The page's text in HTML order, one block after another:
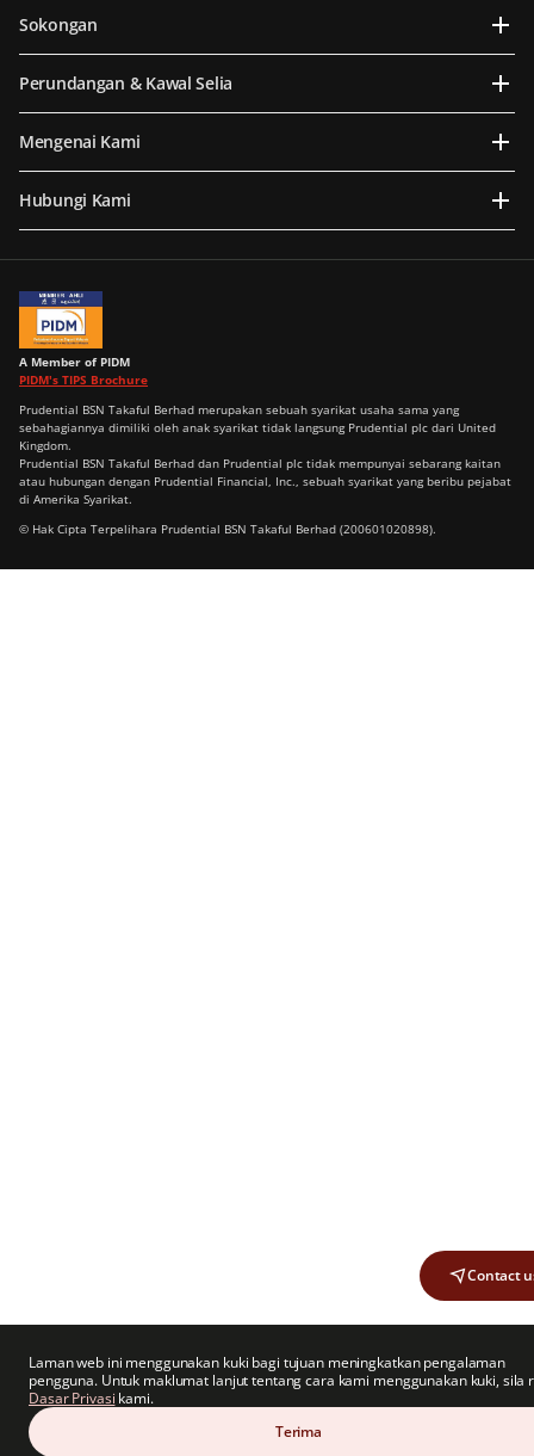
Laman web ini menggunakan kuki bagi tujuan meningkatkan pengalaman
pengguna. Untuk maklumat lanjut tentang cara kami menggunakan kuki, sila
Dasar Privasi kami.
Terima
Contact
Sokongan
Perundangan & Kawal Selia
Mengenai Kami
Hubungi Kami
A Member of PIDM
PIDM's TIPS Brochure
Prudential BSN Takaful Berhad merupakan sebuah syarikat usaha sama yang
sebahagiannya dimiliki oleh anak syarikat tidak langsung Prudential plc dari United
Kingdom.
Prudential BSN Takaful Berhad dan Prudential plc tidak mempunyai sebarang kaitan
atau hubungan dengan Prudential Financial, Inc., sebuah syarikat yang beribu pejabat
di Amerika Syarikat.
© Hak Cipta Terpelihara Prudential BSN Takaful Berhad (200601020898).